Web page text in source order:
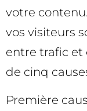
votre
vos visiteurs
entre trafic et
de cinq
Première